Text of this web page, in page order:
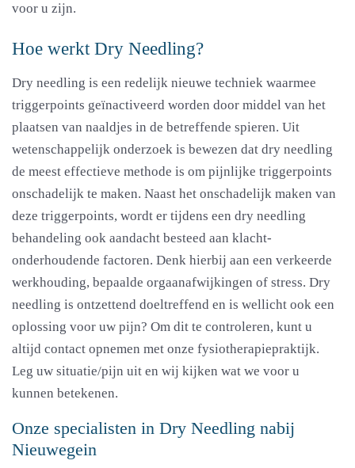
voor u zijn.
Hoe werkt Dry Needling?
Dry needling is een redelijk nieuwe techniek waarmee
triggerpoints geïnactiveerd worden door middel van het
plaatsen van naaldjes in de betreffende spieren. Uit
wetenschappelijk onderzoek is bewezen dat dry needling
de meest effectieve methode is om pijnlijke triggerpoints
onschadelijk te maken. Naast het onschadelijk maken van
deze triggerpoints, wordt er tijdens een dry needling
behandeling ook aandacht besteed aan klacht-
onderhoudende factoren. Denk hierbij aan een verkeerde
werkhouding, bepaalde orgaanafwijkingen of stress. Dry
needling is ontzettend doeltreffend en is wellicht ook een
oplossing voor uw pijn? Om dit te controleren, kunt u
altijd contact opnemen met onze fysiotherapiepraktijk.
Leg uw situatie/pijn uit en wij kijken wat we voor u
kunnen betekenen.
Onze specialisten in Dry Needling nabij
Nieuwegein